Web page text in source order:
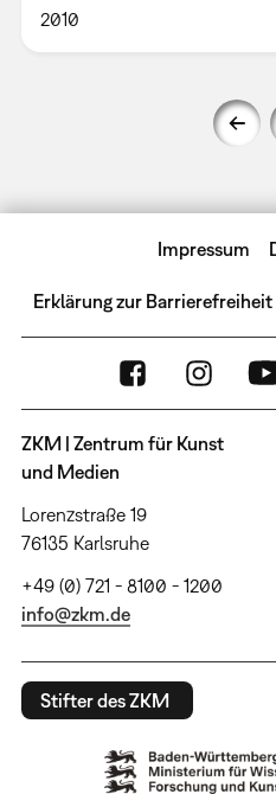
2010
Impressum
Erklärung zur Barrierefreiheit
ZKM | Zentrum für Kunst
und Medien
Lorenzstraße 19
76135 Karlsruhe
+49 (0) 721 - 8100 - 1200
info@zkm.de
Stifter des ZKM